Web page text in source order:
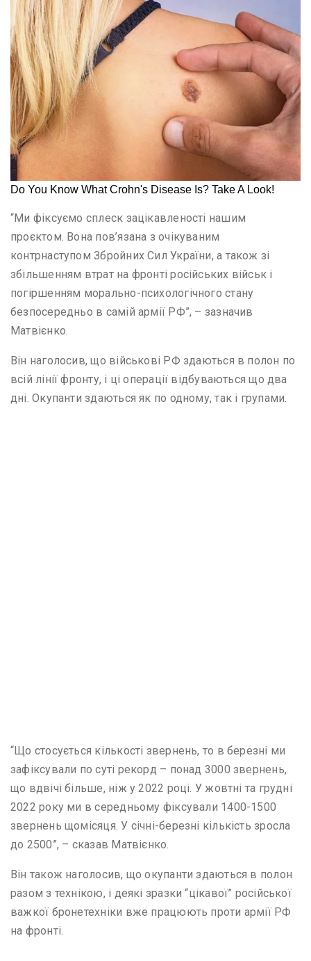
“Ми фіксуємо сплеск зацікавленості нашим
проєктом. Вона пов’язана з очікуваним
контрнаступом Збройних Сил України, а також зі
збільшенням втрат на фронті російських військ і
погіршенням морально-психологічного стану
безпосередньо в самій армії РФ”, – зазначив
Матвієнко.
Він наголосив, що військові РФ здаються в полон по
всій лінії фронту, і ці операції відбуваються що два
дні. Окупанти здаються як по одному, так і групами.
“Що стосується кількості звернень, то в березні ми
зафіксували по суті рекорд – понад 3000 звернень,
що вдвічі більше, ніж у 2022 році. У жовтні та грудні
2022 року ми в середньому фіксували 1400-1500
звернень щомісяця. У січні-березні кількість зросла
до 2500”, – сказав Матвієнко.
Він також наголосив, що окупанти здаються в полон
разом з технікою, і деякі зразки “цікавої” російської
важкої бронетехніки вже працюють проти армії РФ
на фронті.